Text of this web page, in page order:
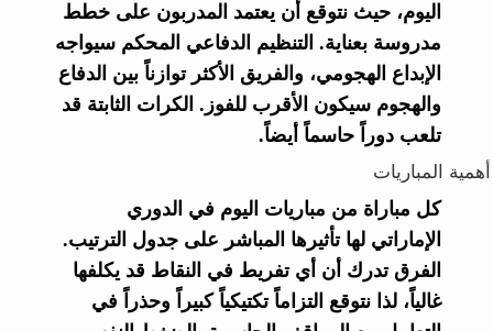
اليوم، حيث نتوقع أن يعتمد المدربون على خطط
مدروسة بعناية. التنظيم الدفاعي المحكم سيواجه
الإبداع الهجومي، والفريق الأكثر توازناً بين الدفاع
والهجوم سيكون الأقرب للفوز. الكرات الثابتة قد
تلعب دوراً حاسماً أيضاً.
أهمية المباريات
كل مباراة من مباريات اليوم في الدوري
الإماراتي لها تأثيرها المباشر على جدول الترتيب.
الفرق تدرك أن أي تفريط في النقاط قد يكلفها
غالياً، لذا نتوقع التزاماً تكتيكياً كبيراً وحذراً في